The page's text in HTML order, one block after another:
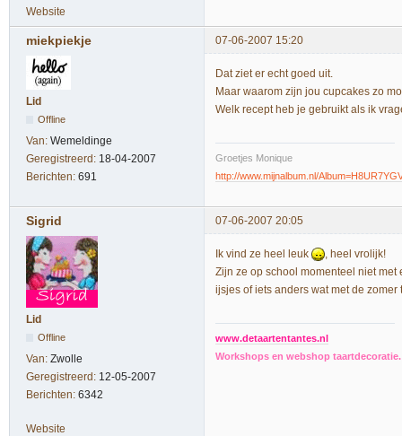
Website
miekpiekje 07-06-2007 15:20
Lid
Offline
Van: Wemeldinge
Geregistreerd: 18-04-2007
Berichten: 691
Dat ziet er echt goed uit.
Maar waarom zijn jou cupcakes zo
Welk recept heb je gebruikt als ik
Groetjes Monique
http://www.mijnalbum.nl/
Sigrid 07-06-2007 20:05
Lid
Offline
Van: Zwolle
Geregistreerd: 12-05-2007
Berichten: 6342
Ik vind ze heel leuk
, heel vrolijk!
Zijn ze op school momenteel niet
ijsjes of iets anders wat met de zomer
www.detaartentantes.nl
Workshops en webshop
Website